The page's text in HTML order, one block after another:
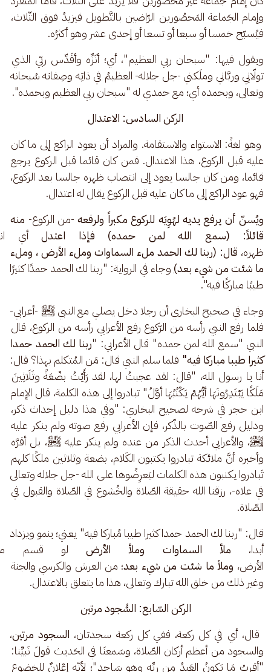
وإمام الجَماعة المَحصُورين الرّاضين بالتَّطويل فيزيدُ فوق الثّلاث،
فيُسبّح خمسا أو سبعا أو تسعا أو إحدى عشر وهو أكثرُه.
ويقول فيها: "سبحان ربي العظيم"، أي؛ أنَزِّه وأقَدِّس ربّي الذي
تولّانِي وربَّاني وملَكني -جل جلاله- العظيمُ في ذاتِه وصِفاته سُبحانه
وتعالى، وبحمده أي؛ مع حمدي له "سبحان ربي العظيم وبحمده".
الركن السادس: الاعتدال
وهو لغةً: الاستواء والاستقامة. والمراد أن يعود الراكع إلى ما كان
عليه قبل الركوع، هذا الاعتدال. فمن كان قائما قبل الركوع يرجع
قائما، ومن كان جالسا يعود إلى انتصاب ظهره جالسا بعد الركوع،
فهو عود الراكع إلى ما كان عليه قبل الركوع يقال له اعتدال.
ويُسنّ أن يرفع يديه لهُوِيَه للركوع مكبراً ولرفعه -من الركوع- منه
قائلاً: (سمع الله لمن حمده) فإذا اعتدل أي
ظهره، قال: (ربنا لك الحمد ملء السماوات وملء الأرض ، وملء
ما شئت من شيء بعد) وجاء في الرواية: "ربنا لك الحمد حمدًا كثيرًا
طيبًا مباركًا فيه".
وجاء في صحيح البخاري أن رجلا دخل يصلي مع النبي ﷺ -أعرابي-
فلما رفع النبي رأسه من الرّكوع رفع الأعرابي رأسه من الركوع، قال
النبي "سمع الله لمن حمده" قال الأعرابي: "ربنا لك الحمد حمدا
كثيرا طيبا مباركا فيه" فلما سلم النبي قال: مَن المُتكلم بهذا؟ قال:
أنا يا رسول الله، "قال: لقد عجبتُ لها، لقد رَأَيْتُ بضْعَةً وثَلَاثِينَ
مَلَكًا يَبْتَدِرُونَهَا أيُّهُمْ يَكْتُبُهَا أوَّلُ" تبادروا إلى هذه الكلمة، قال الإمام
ابن حجر في شرحه لصحيح البخاري: "وفي هذا دليل إحداث ذكر،
ودليل رفع الصّوت بالذّكر، فإن الأعرابي رفع صوته ولم ينكر عليه
ﷺ، والأعرابي أحدث الذكر من عنده ولم ينكر عليه ﷺ، بل أقرَّه
وأخبره أنَّ ملائكة تبادروا يكتبون الكَلام، بضعة وثلاثين ملكًا كلهم
تَبادروا يكتبون هذه الكلمات ليَعرِضُوها على الله -جل جلاله وتعالى
في علاه-، رزقنا الله حقيقة الصّلاة والخُشوع في الصّلاة والقبول في
الصّلاة.
قال: "ربنا لك الحمد حمدا كثيرا طيبا مُباركا فيه" يعني؛ ينمو ويزداد
أبدا، ملأ السماوات وملأ الأرض لو قسم ملأ
الأرض، وملأ ما شئت من شيء بعد؛ من العرش والكرسي والجنة
وغير ذلك من خلق الله تبارك وتعالى، هذا ما يتعلق بالاعتدال.
الركن السّابع: السُّجود مرتين
قال، أي في كل ركعة، ففي كل ركعة سجدتان، السجود مرتين،
والسجود من أعظم أركان الصّلاة، وسَمعنَا في الحَديث قولَ نَبيِّنا:
"أقربُ مَا يَكونُ العَبدُ مِن ربِّه وهو سَاجد"؛ لأنّه إعْلانٌ للخضوع